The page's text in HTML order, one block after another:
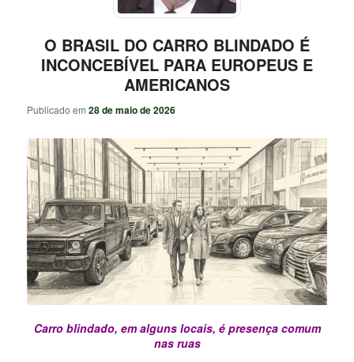
O BRASIL DO CARRO BLINDADO É
INCONCEBÍVEL PARA EUROPEUS E
AMERICANOS
Publicado em28 de maio de 2026
Carro blindado, em alguns locais, é presença comum
nas ruas